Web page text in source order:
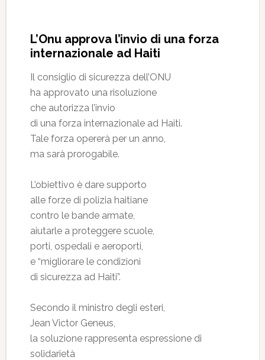
L’Onu approva l’invio di una forza
internazionale ad Haiti
Il consiglio di sicurezza dell’ONU
ha approvato una risoluzione
che autorizza l’invio
di una forza internazionale ad Haiti.
Tale forza opererà per un anno,
ma sarà prorogabile.
L’obiettivo è dare supporto
alle forze di polizia haitiane
contro le bande armate,
aiutarle a proteggere scuole,
porti, ospedali e aeroporti,
e “migliorare le condizioni
di sicurezza ad Haiti”.
Secondo il ministro degli esteri,
Jean Victor Geneus,
la soluzione rappresenta espressione di
solidarietà